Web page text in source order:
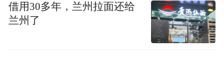
借用30多年，兰州拉面还给
兰州了